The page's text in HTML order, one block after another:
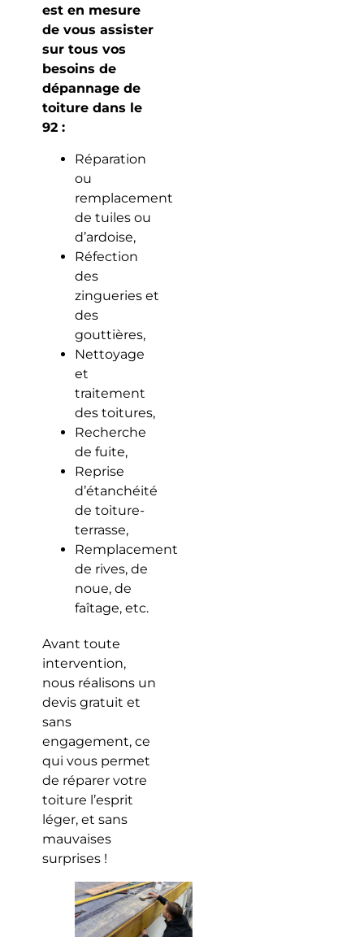
est en mesure
de vous assister
sur tous vos
besoins de
dépannage de
toiture dans le
92 :
Réparation
ou
remplacement
de tuiles ou
d’ardoise,
Réfection
des
zingueries et
des
gouttières,
Nettoyage
et
traitement
des toitures,
Recherche
de fuite,
Reprise
d’étanchéité
de toiture-
terrasse,
Remplacement
de rives, de
noue, de
faîtage, etc.
Avant toute
intervention,
nous réalisons un
devis gratuit et
sans
engagement, ce
qui vous permet
de réparer votre
toiture l’esprit
léger, et sans
mauvaises
surprises !